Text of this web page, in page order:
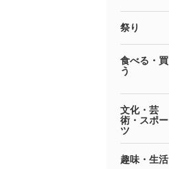
祭り
食べる・買
う
文化・芸
術・スポー
ツ
趣味・生活